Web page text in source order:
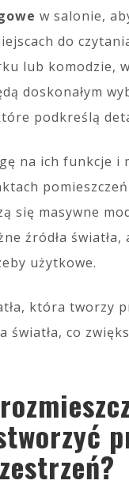
w salonie,
do
lub komodzie,
doskonałym
podkreślą
na ich funkcje i
się masywne
źródła
użytkowe.
która tworzy
światła, co